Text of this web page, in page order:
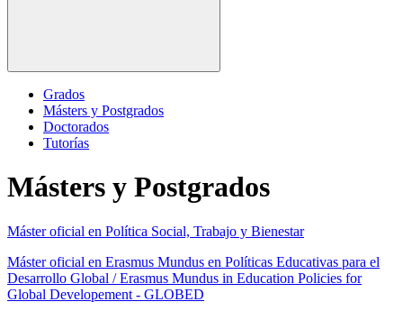
Grados
Másters y Postgrados
Doctorados
Tutorías
Másters y Postgrados
Máster oficial en Política Social, Trabajo y Bienestar
Máster oficial en Erasmus Mundus en Políticas Educativas para el
Desarrollo Global / Erasmus Mundus in Education Policies for
Global Developement - GLOBED